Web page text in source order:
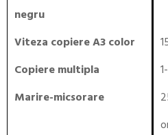
negru
Viteza copiere A3 color
Copiere multipla
Marire-micsorare